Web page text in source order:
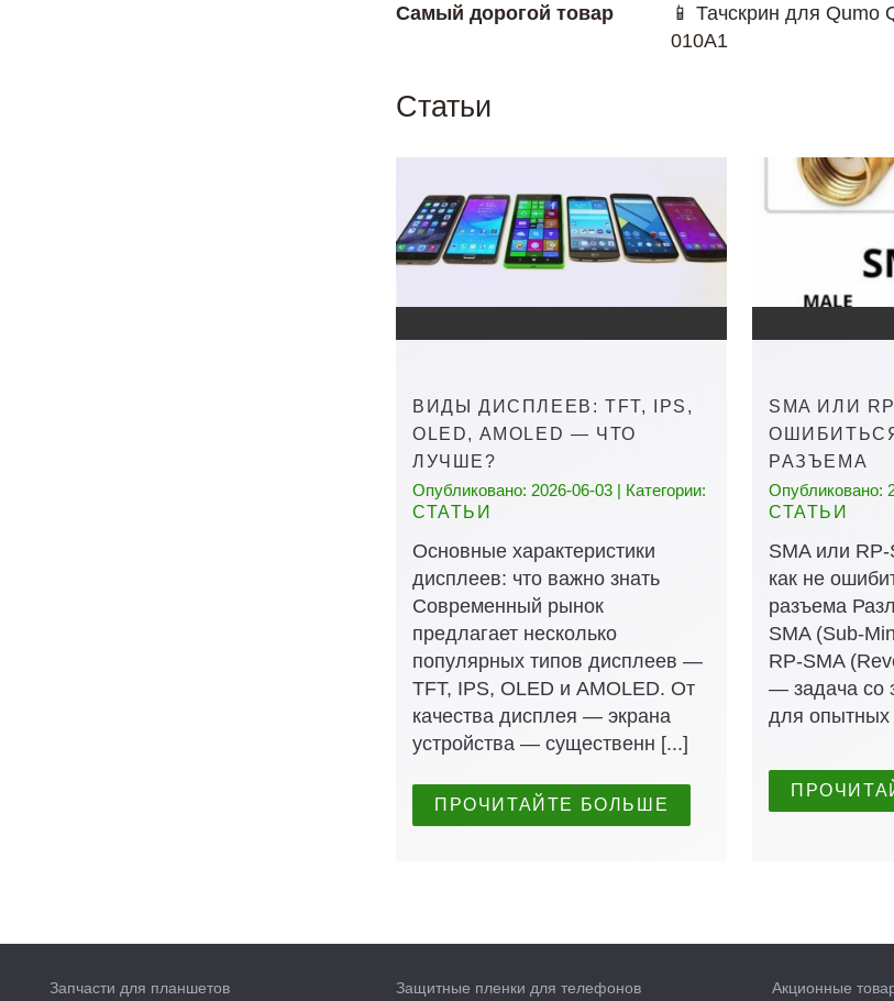
Самый дорогой товар
📱 Тачскрин для Qumo
010A1
Статьи
ВИДЫ ДИСПЛЕЕВ: TFT, IPS,
OLED, AMOLED — ЧТО
ЛУЧШЕ?
Опубликовано: 2026-06-03 | Категории:
СТАТЬИ
Основные характеристики
дисплеев: что важно знать
Современный рынок
предлагает несколько
популярных типов дисплеев —
TFT, IPS, OLED и AMOLED. От
качества дисплея — экрана
устройства — существенн [...]
ПРОЧИТАЙТЕ БОЛЬШЕ
SMA ИЛИ
РАЗЪЕМА
Опубликовано:
СТАТЬИ
SMA или
как не
разъема
SMA (Sub-
RP-SMA
— задача со
для опытных
Запчасти для планшетов
Защитные пленки для телефонов
Акционные